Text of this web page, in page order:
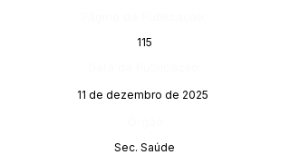
115
11 de dezembro de 2025
Sec. Saúde